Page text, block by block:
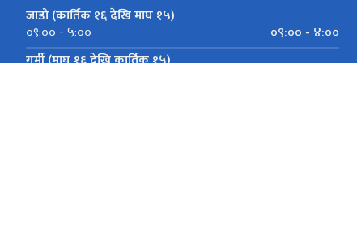
जाडो (कार्तिक १६ देखि माघ १५)
०९:०० - ५:००
०९:०० - ४:००
गर्मी (माघ १६ देखि कार्तिक १५)